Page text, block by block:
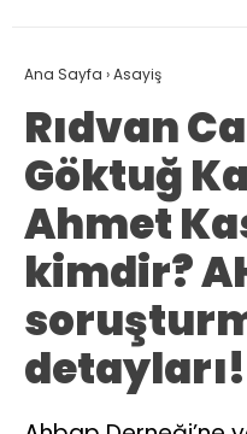
Ana Sayfa ›Asayiş
Rıdvan
Göktuğ
Ahmet
kimdir?
detayları!